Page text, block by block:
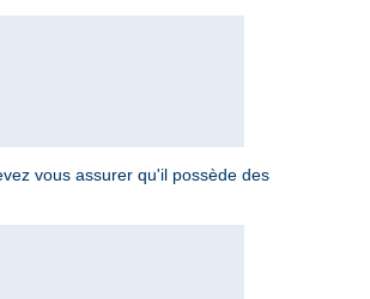
vous assurer qu'il possède des